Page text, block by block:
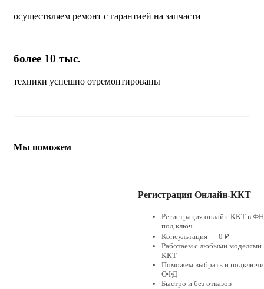
осуществляем ремонт с гарантией на запчасти
более 10 тыс.
техники успешно отремонтированы
Мы поможем
Регистрация Онлайн-ККТ
Регистрация онлайн-ККТ в
под ключ
Консультация — 0 ₽
Работаем с любыми моделями
ККТ
Поможем выбрать и
ОФД
Быстро и без отказов